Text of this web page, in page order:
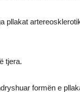
pllakat
tjera.
formën e